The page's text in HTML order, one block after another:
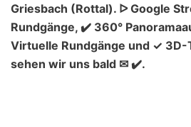
Griesbach (Rottal). ᐅ Google
Rundgänge, ✔️ 360°
Virtuelle Rundgänge und ✓
sehen wir uns bald ✉ ✔️.